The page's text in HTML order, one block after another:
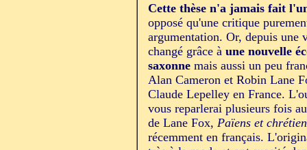
Cette thèse n'a jamais fait
opposé qu'une critique
argumentation. Or, depuis une
changé grâce à une nouvelle
saxonne mais aussi un peu
Alan Cameron et Robin Lane
Claude Lepelley en France.
vous reparlerai plusieurs fois
de Lane Fox, Païens et
récemment en français.